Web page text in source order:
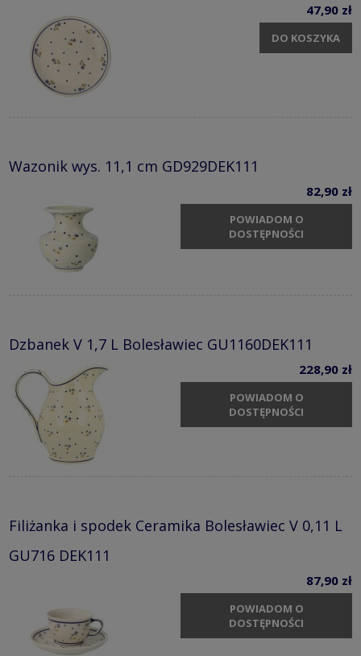
47,90 zł
DO KOSZYKA
Wazonik wys. 11,1 cm GD929DEK111
82,90 zł
POWIADOM O
DOSTĘPNOŚCI
Dzbanek V 1,7 L Bolesławiec GU1160DEK111
228,90 zł
POWIADOM O
DOSTĘPNOŚCI
Filiżanka i spodek Ceramika Bolesławiec V 0,11 L
GU716 DEK111
87,90 zł
POWIADOM O
DOSTĘPNOŚCI